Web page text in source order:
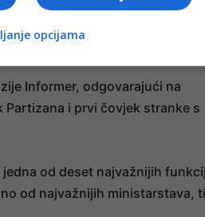
da nam drže predavanja o
Informer, odgovarajući na
i prvi čovjek stranke s
od deset najvažnijih
od najvažnijih ministarstava, ti
opcijama